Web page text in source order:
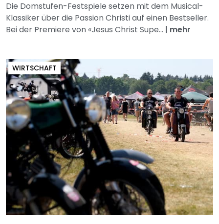
Die Domstufen-Festspiele setzen mit dem Musical-
Klassiker über die Passion Christi auf einen Bestseller.
Bei der Premiere von «Jesus Christ Supe... | mehr
WIRTSCHAFT